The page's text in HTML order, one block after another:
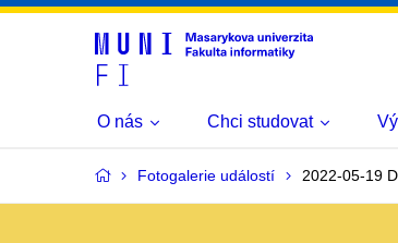
O nás Chci studovat
Fotogalerie událostí 2022-05-19